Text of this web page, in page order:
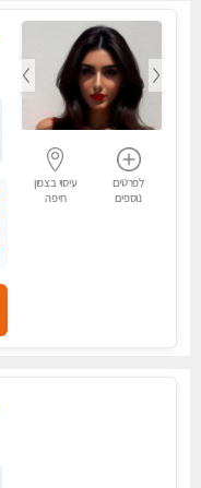
לפרטים
נוספים
עיסוי בצפון
חיפה